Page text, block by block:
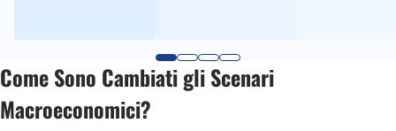
Come Sono Cambiati gli Scenari
Macroeconomici?